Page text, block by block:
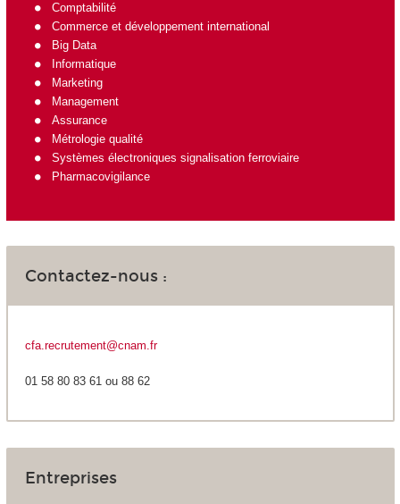
Comptabilité
Commerce et développement international
Big Data
Informatique
Marketing
Management
Assurance
Métrologie qualité
Systèmes électroniques signalisation ferroviaire
Pharmacovigilance
Contactez-nous :
cfa.recrutement@cnam.fr
01 58 80 83 61 ou 88 62
Entreprises